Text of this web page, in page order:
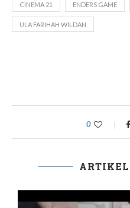
CINEMA 21 ENDERS GAME
ULA FARIHAH WILDAN
0